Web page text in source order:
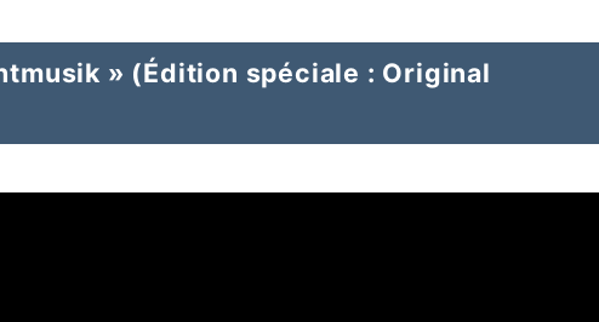
» (Édition spéciale : Original